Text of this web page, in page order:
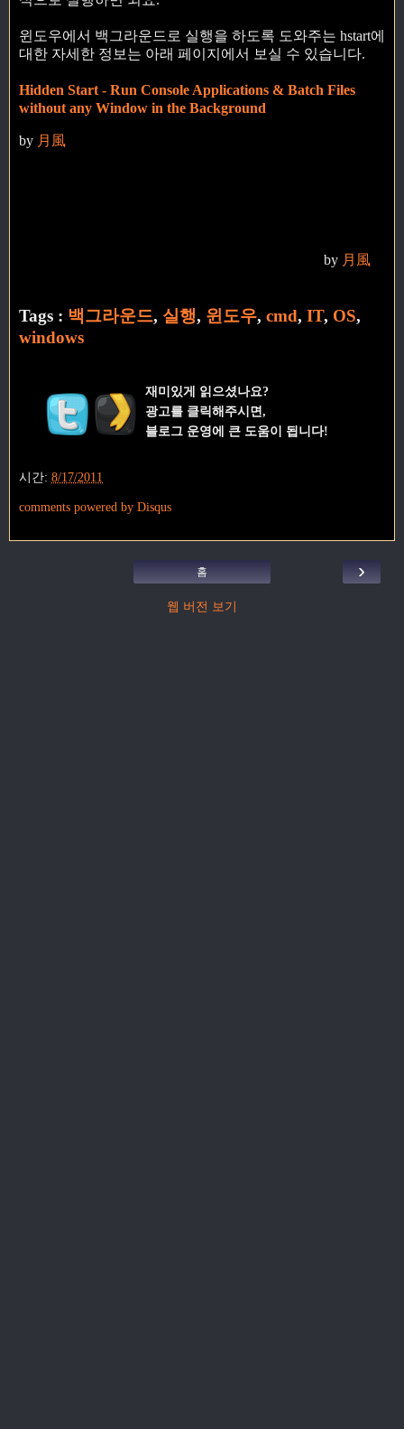
윈도우에서 백그라운드로 실행을 하도록 도와주는 hstart에
대한 자세한 정보는 아래 페이지에서 보실 수 있습니다.
Hidden Start - Run Console Applications & Batch Files
without any Window in the Background
by 月風
by 月風
Tags : 백그라운드, 실행, 윈도우, cmd, IT, OS,
windows
재미있게 읽으셨나요?
광고를 클릭해주시면,
블로그 운영에 큰 도움이 됩니다!
시간: 8/17/2011
comments powered by Disqus
›
홈
웹 버전 보기